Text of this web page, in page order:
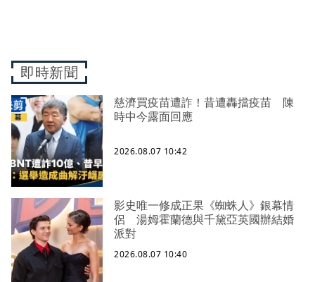
即時新聞
慈濟買疫苗遭詐！昔遭轟擋疫苗 陳
時中今露面回應
2026.08.07 10:42
影史唯一修成正果《蜘蛛人》銀幕情
侶 湯姆霍蘭德與千黛亞英國辦結婚
派對
2026.08.07 10:40